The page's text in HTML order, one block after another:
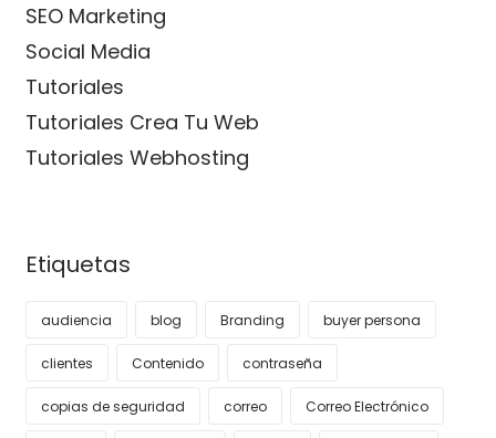
SEO Marketing
Social Media
Tutoriales
Tutoriales Crea Tu Web
Tutoriales Webhosting
Etiquetas
audiencia blog Branding buyer persona
clientes Contenido contraseña
copias de seguridad correo Correo Electrónico